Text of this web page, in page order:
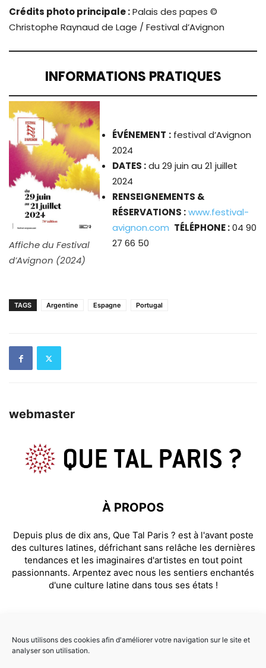
Crédits photo principale :Palais des papes ©
Christophe Raynaud de Lage / Festival d’Avignon
INFORMATIONS PRATIQUES
Affiche du Festival
d’Avignon (2024)
ÉVÉNEMENT : festival d’Avignon
2024
DATES :du 29 juin au 21 juillet
2024
RENSEIGNEMENTS &
RÉSERVATIONS :www.festival-
avignon.com TÉLÉPHONE :04 90
27 66 50
TAGS Argentine Espagne Portugal
webmaster
À PROPOS
Depuis plus de dix ans, Que Tal Paris ? est à l'avant poste
des cultures latines, défrichant sans relâche les dernières
tendances et les imaginaires d'artistes en tout point
passionnants. Arpentez avec nous les sentiers enchantés
d'une culture latine dans tous ses états !
Facebook
Nous utilisons des cookies afin d'améliorer votre navigation sur le site et
analyser son utilisation.